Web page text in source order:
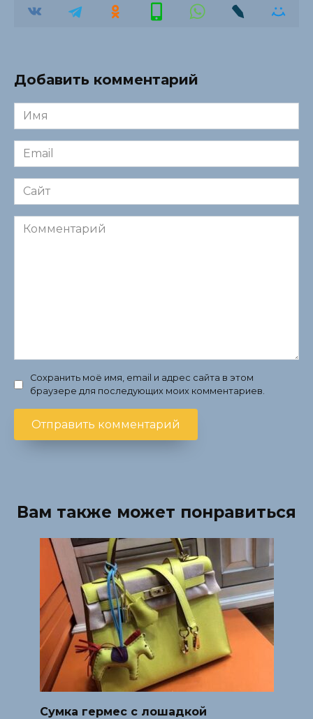
Добавить комментарий
Имя
*
Email
*
Сайт
Комментарий
Сохранить моё имя, email и адрес сайта в этом
браузере для последующих моих комментариев.
Вам также может понравиться
Сумка гермес с лошадкой